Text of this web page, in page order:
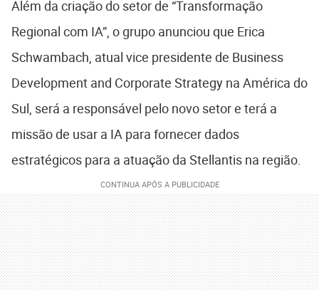
Além da criação do setor de “Transformação
Regional com IA”, o grupo anunciou que Erica
Schwambach, atual vice presidente de Business
Development and Corporate Strategy na América do
Sul, será a responsável pelo novo setor e terá a
missão de usar a IA para fornecer dados
estratégicos para a atuação da Stellantis na região.